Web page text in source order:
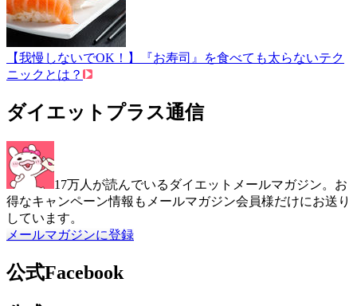
【我慢しないでOK！】『お寿司』を食べても太らないテク
ニックとは？
ダイエットプラス通信
17万人が読んでいるダイエットメールマガジン。お
得なキャンペーン情報もメールマガジン会員様だけにお送り
しています。
メールマガジンに登録
公式Facebook